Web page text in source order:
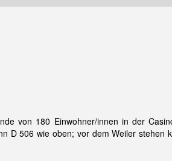
von 180 Einwohner/innen in der
D 506 wie oben; vor dem Weiler stehen